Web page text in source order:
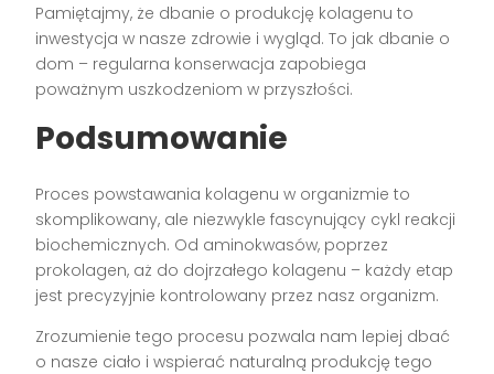
Pamiętajmy, że dbanie o produkcję kolagenu to
inwestycja w nasze zdrowie i wygląd. To jak dbanie o
dom – regularna konserwacja zapobiega
poważnym uszkodzeniom w przyszłości.
Podsumowanie
Proces powstawania kolagenu w organizmie to
skomplikowany, ale niezwykle fascynujący cykl reakcji
biochemicznych. Od aminokwasów, poprzez
prokolagen, aż do dojrzałego kolagenu – każdy etap
jest precyzyjnie kontrolowany przez nasz organizm.
Zrozumienie tego procesu pozwala nam lepiej dbać
o nasze ciało i wspierać naturalną produkcję tego